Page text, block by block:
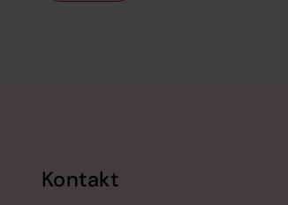
Kontakt